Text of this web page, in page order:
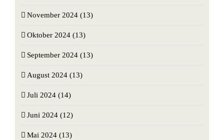
November 2024 (13)
Oktober 2024 (13)
September 2024 (13)
August 2024 (13)
Juli 2024 (14)
Juni 2024 (12)
Mai 2024 (13)